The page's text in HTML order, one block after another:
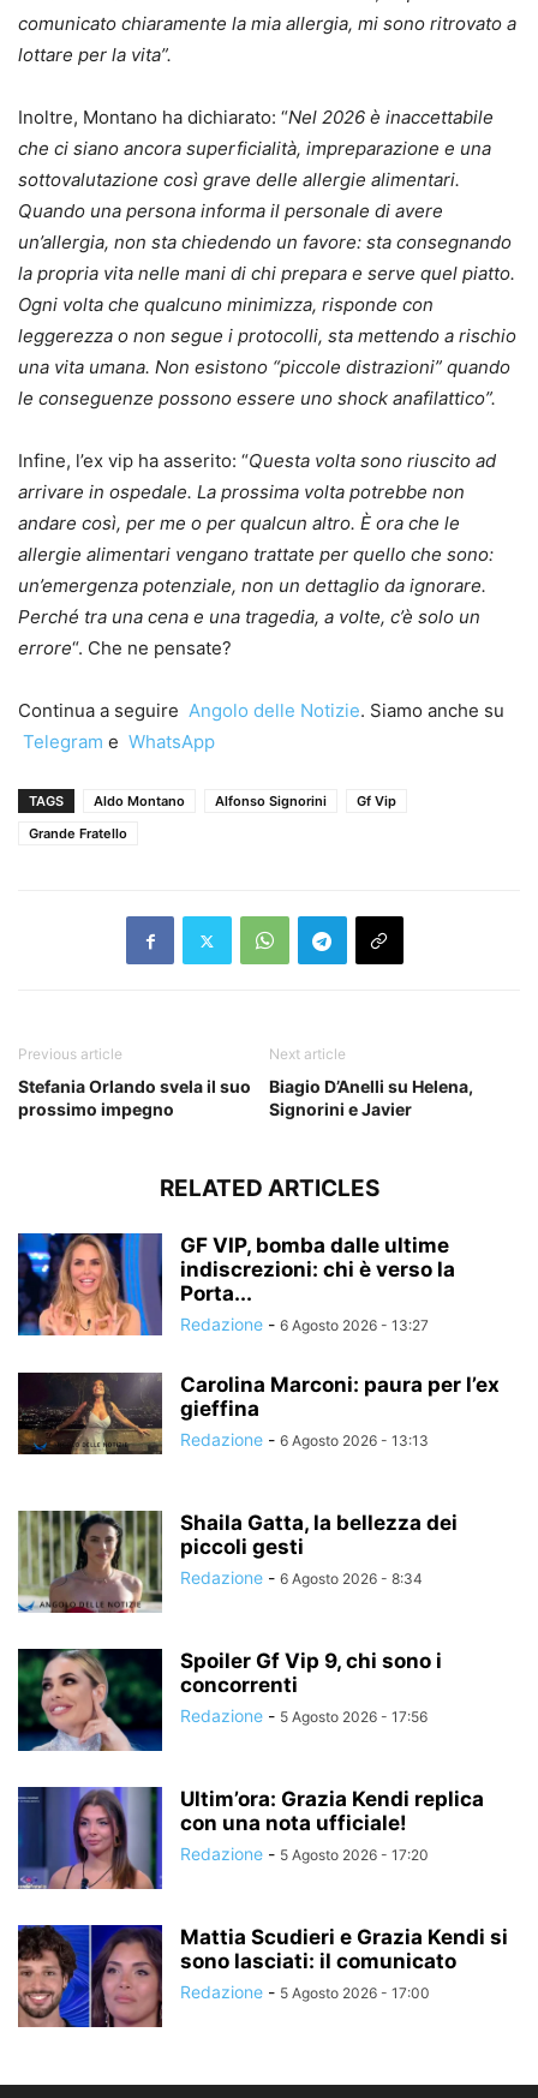
comunicato chiaramente la mia allergia, mi sono ritrovato a
lottare per la vita”.
Inoltre, Montano ha dichiarato: “Nel 2026 è inaccettabile
che ci siano ancora superficialità, impreparazione e una
sottovalutazione così grave delle allergie alimentari.
Quando una persona informa il personale di avere
un’allergia, non sta chiedendo un favore: sta consegnando
la propria vita nelle mani di chi prepara e serve quel piatto.
Ogni volta che qualcuno minimizza, risponde con
leggerezza o non segue i protocolli, sta mettendo a rischio
una vita umana. Non esistono “piccole distrazioni” quando
le conseguenze possono essere uno shock anafilattico”.
Infine, l’ex vip ha asserito: “Questa volta sono riuscito ad
arrivare in ospedale. La prossima volta potrebbe non
andare così, per me o per qualcun altro. È ora che le
allergie alimentari vengano trattate per quello che sono:
un’emergenza potenziale, non un dettaglio da ignorare.
Perché tra una cena e una tragedia, a volte, c’è solo un
errore“. Che ne pensate?
Continua a seguire Angolo delle Notizie. Siamo anche su
Telegram e WhatsApp
TAGS Aldo Montano Alfonso Signorini
Gf Vip
Grande Fratello
Previous article
Stefania Orlando svela il suo
prossimo impegno
Next article
Biagio D’Anelli su Helena,
Signorini e Javier
RELATED ARTICLES
GF VIP, bomba dalle ultime
indiscrezioni: chi è verso la
Porta...
Redazione - 6 Agosto 2026 - 13:27
Carolina Marconi: paura per l’ex
gieffina
Redazione - 6 Agosto 2026 - 13:13
Shaila Gatta, la bellezza dei
piccoli gesti
Redazione - 6 Agosto 2026 - 8:34
Spoiler Gf Vip 9, chi sono i
concorrenti
Redazione - 5 Agosto 2026 - 17:56
Ultim’ora: Grazia Kendi replica
con una nota ufficiale!
Redazione - 5 Agosto 2026 - 17:20
Mattia Scudieri e Grazia Kendi si
sono lasciati: il comunicato
Redazione - 5 Agosto 2026 - 17:00